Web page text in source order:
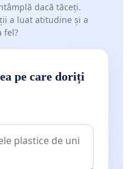
dacă tăceți.
a luat atitudine și a
fel?
pe care doriți